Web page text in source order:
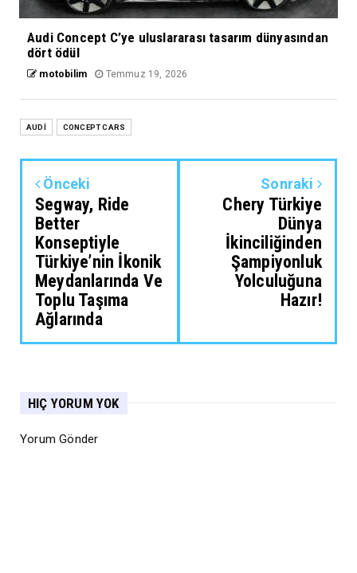
Audi Concept C’ye uluslararası tasarım dünyasından
dört ödül
motobilim Temmuz 19, 2026
AUDİ CONCEPT CARS
Önceki
Segway, Ride
Better
Konseptiyle
Türkiye’nin İkonik
Meydanlarında Ve
Toplu Taşıma
Ağlarında
Sonraki
Chery Türkiye
Dünya
İkinciliğinden
Şampiyonluk
Yolculuğuna
Hazır!
HIÇ YORUM YOK
Yorum Gönder